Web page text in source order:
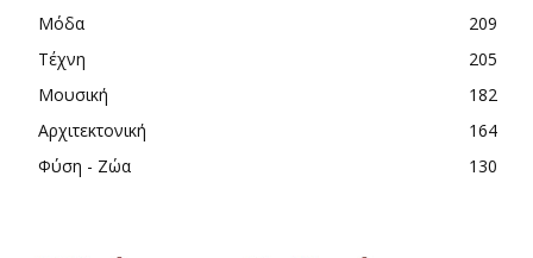
Μόδα
209
Τέχνη
205
Μουσική
182
Αρχιτεκτονική
164
Φύση - Ζώα
130